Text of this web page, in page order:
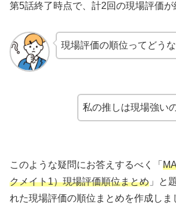
第5話終了時点で、計2回の現場評価が
現場評価の順位ってどう
私の推しは現場強い
このような疑問にお答えするべく「
クメイト1）現場評価順位まとめ 」と
れた現場評価の順位まとめを作成しま